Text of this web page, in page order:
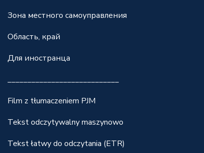
Зона местного самоуправления
Область, край
Для иностранца
____________________________
Film z tłumaczeniem PJM
Tekst odczytywalny maszynowo
Tekst łatwy do odczytania (ETR)